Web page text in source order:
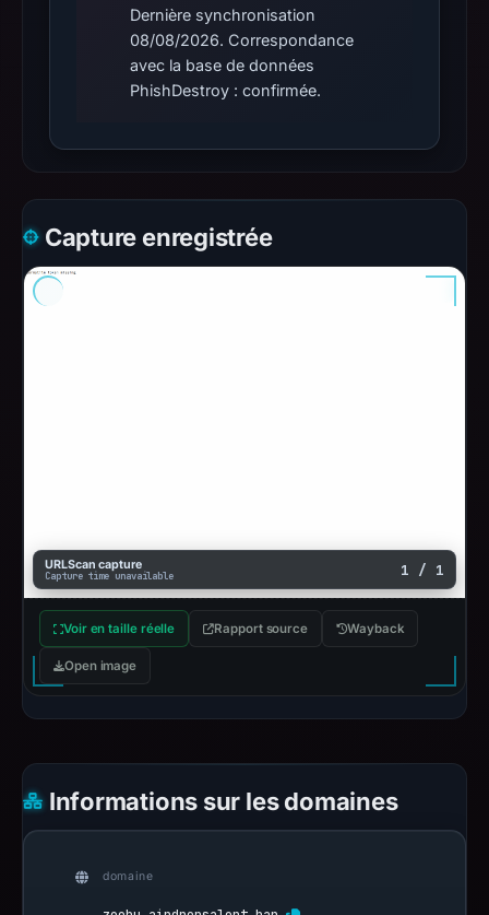
Dernière synchronisation
08/08/2026. Correspondance
avec la base de données
PhishDestroy : confirmée.
Capture enregistrée
URLScan capture
Capture time unavailable 1 / 1
Voir en taille réelle Rapport source Wayback
Open image
Informations sur les domaines
domaine